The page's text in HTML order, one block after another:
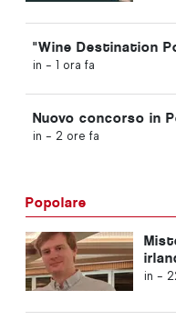
"Wine Destination
in - 1 ora fa
Nuovo concorso in
in - 2 ore fa
Popolare
in -